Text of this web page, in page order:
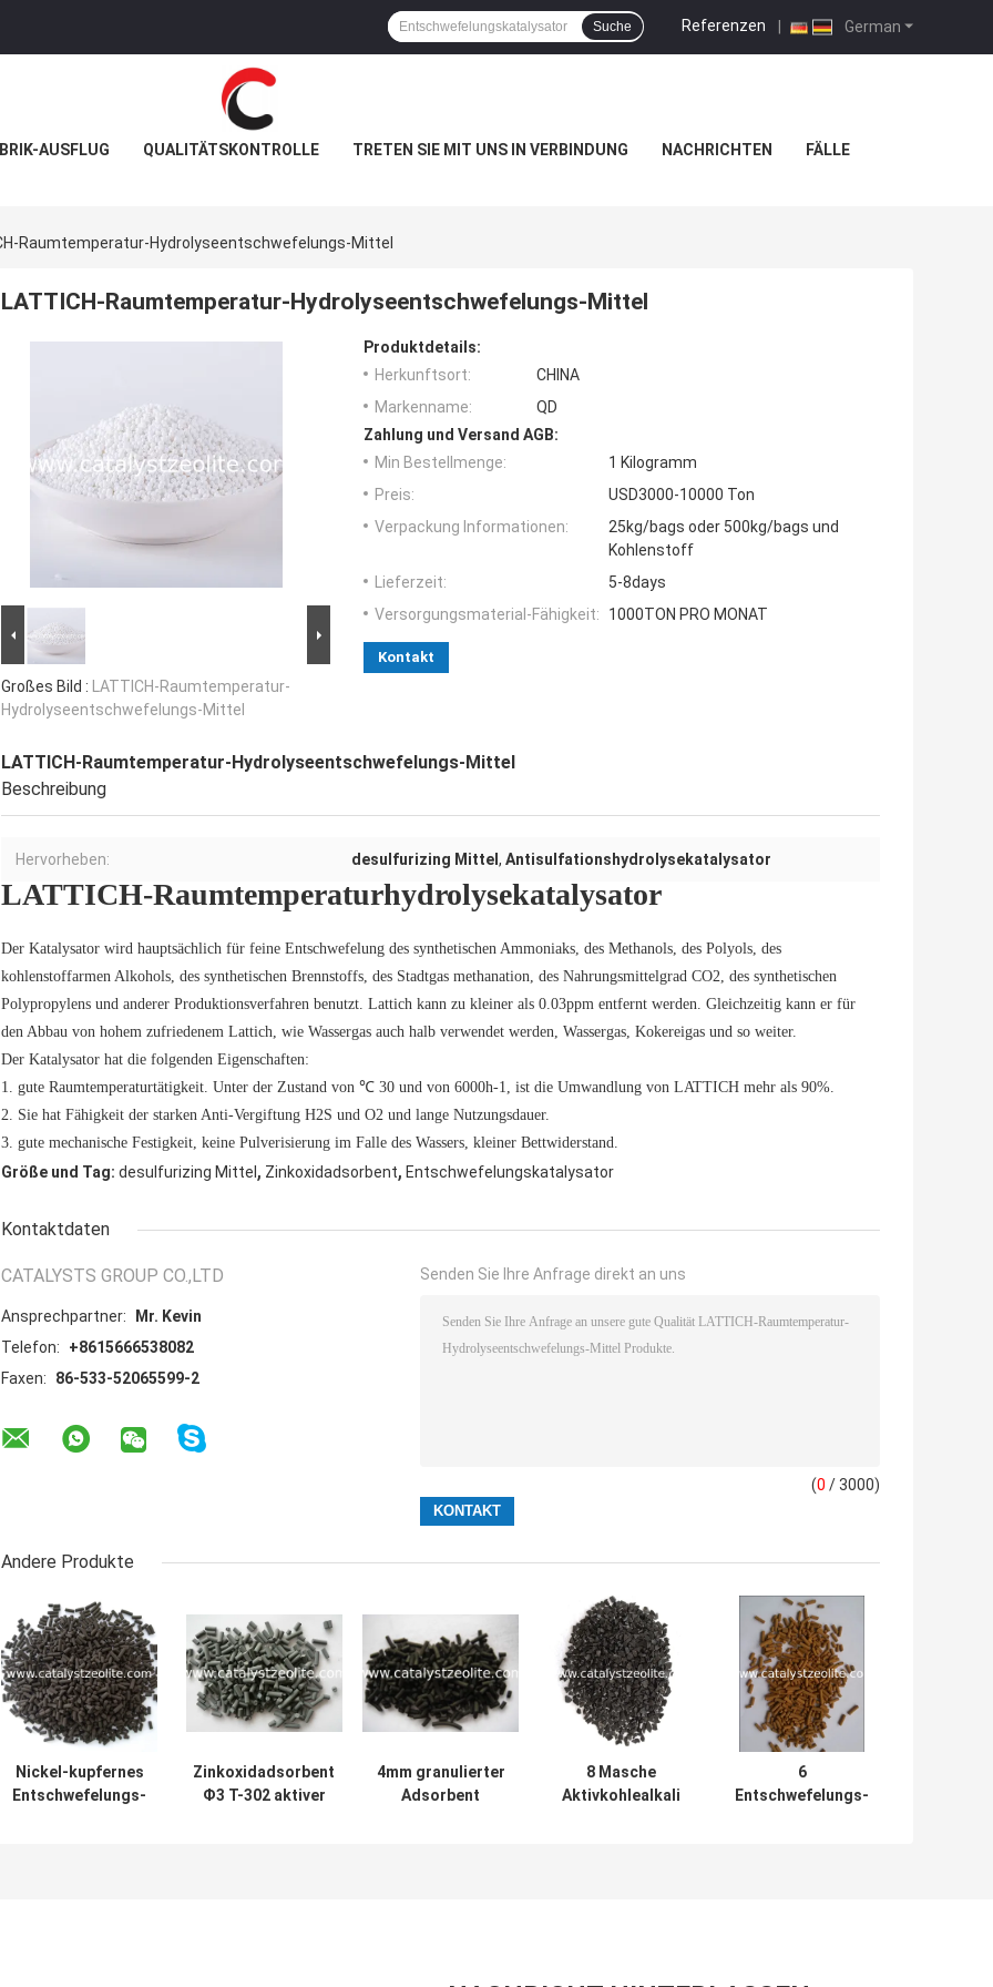
German
Referenzen |
Suche
AUSFLUG QUALITÄTSKONTROLLE TRETEN SIE MIT UNS IN VERBINDUNG NACHRICHTEN FÄLLE
Raumtemperatur-Hydrolyseentschwefelungs-Mittel
LATTICH-Raumtemperatur-Hydrolyseentschwefelungs-Mittel
Großes Bild : LATTICH-Raumtemperatur-
Hydrolyseentschwefelungs-Mittel
Produktdetails:
Herkunftsort:
CHINA
Markenname:
QD
Zahlung und Versand AGB:
Min Bestellmenge:
1 Kilogramm
Preis:
USD3000-10000 Ton
Verpackung Informationen:
25kg/bags oder 500kg/bags und
Kohlenstoff
Lieferzeit:
5-8days
Versorgungsmaterial-Fähigkeit:
1000TON PRO MONAT
Kontakt
LATTICH-Raumtemperatur-Hydrolyseentschwefelungs-Mittel
Beschreibung
Hervorheben: desulfurizing Mittel , Antisulfationshydrolysekatalysator
LATTICH-Raumtemperaturhydrolysekatalysator
Der Katalysator wird hauptsächlich für feine Entschwefelung des synthetischen Ammoniaks, des Methanols, des Polyols, des
kohlenstoffarmen Alkohols, des synthetischen Brennstoffs, des Stadtgas methanation, des Nahrungsmittelgrad CO2, des synthetischen
Polypropylens und anderer Produktionsverfahren benutzt. Lattich kann zu kleiner als 0.03ppm entfernt werden. Gleichzeitig kann er für
den Abbau von hohem zufriedenem Lattich, wie Wassergas auch halb verwendet werden, Wassergas, Kokereigas und so weiter.
Der Katalysator hat die folgenden Eigenschaften:
1. gute Raumtemperaturtätigkeit. Unter der Zustand von ℃ 30 und von 6000h-1, ist die Umwandlung von LATTICH mehr als 90%.
2. Sie hat Fähigkeit der starken Anti-Vergiftung H2S und O2 und lange Nutzungsdauer.
3. gute mechanische Festigkeit, keine Pulverisierung im Falle des Wassers, kleiner Bettwiderstand.
Größe und Tag: desulfurizing Mittel , Zinkoxidadsorbent, Entschwefelungskatalysator
Kontaktdaten
CATALYSTS GROUP CO.,LTD
Ansprechpartner:
Mr. Kevin
Telefon:
+8615666538082
Faxen:
86-533-52065599-2
Senden Sie Ihre Anfrage direkt an uns
(0 / 3000)
Andere Produkte
Nickel-kupfernes
Entschwefelungs-
Zinkoxidadsorbent
Ф3 T-302 aktiver
4mm granulierter
Adsorbent
8 Masche
Aktivkohlealkali
6
Entschwefelungs-